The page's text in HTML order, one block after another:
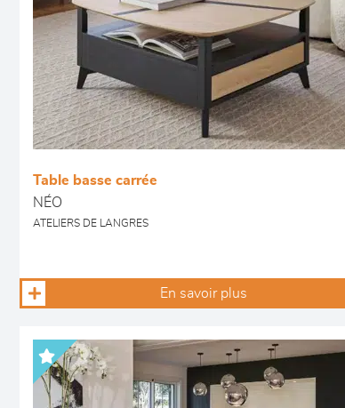
Table basse carrée
NÉO
ATELIERS DE LANGRES
En savoir plus